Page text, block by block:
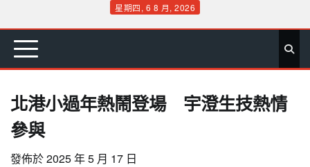
content
星期四, 6 8 月, 2026
首 要 娛 生 社 文 公 運 旅 政 地 專
北港小過年熱鬧登場 宇澄生技熱情
參與
發佈於2025 年 5 月 17 日